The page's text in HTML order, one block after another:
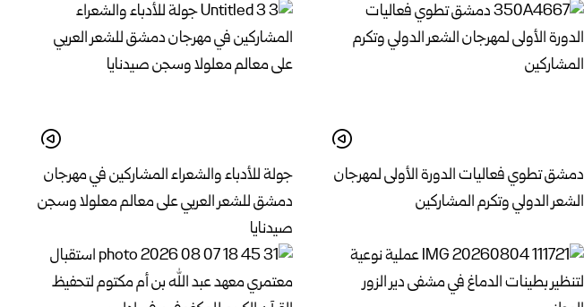
دمشق تطوي فعاليات الدورة الأولى لمهرجان
الشعر الدولي وتكرم المشاركين
جولة للأدباء والشعراء المشاركين في مهرجان
دمشق للشعر العربي على معالم معلولا وسجن
صيدنايا